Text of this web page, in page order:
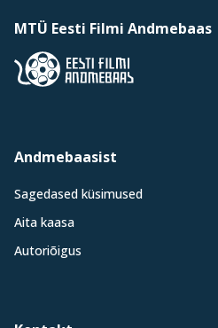
MTÜ Eesti Filmi Andmebaas
Andmebaasist
Sagedased küsimused
Aita kaasa
Autoriõigus